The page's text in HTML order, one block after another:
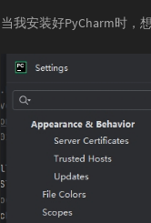
当我安装好PyCharm时，